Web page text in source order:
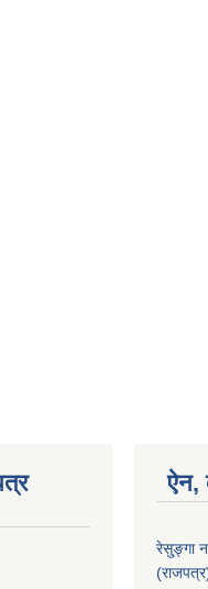
ऐन,
रेसु्ङ्गा